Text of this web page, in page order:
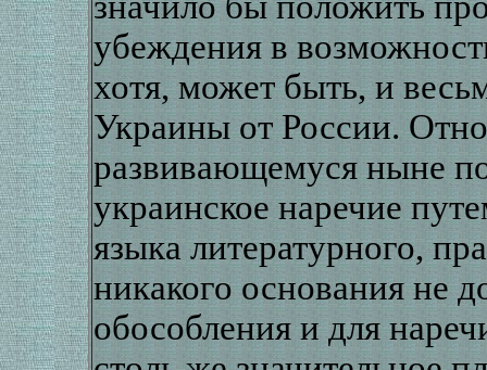
убеждения в
хотя, может быть, и
Украины от России.
развивающемуся ныне
украинское наречие
языка литературного,
никакого основания не
обособления и для